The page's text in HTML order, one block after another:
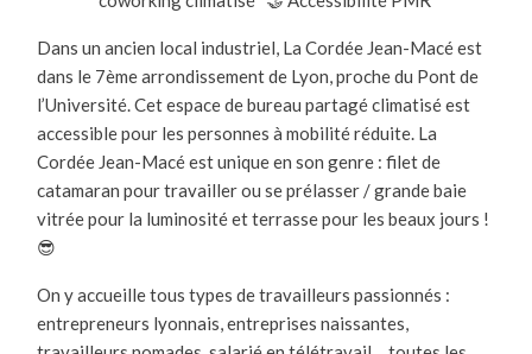
Dans un ancien local industriel, La Cordée Jean-Macé est
dans le 7ème arrondissement de Lyon, proche du Pont de
l’Université. Cet espace de bureau partagé climatisé est
accessible pour les personnes à mobilité réduite. La
Cordée Jean-Macé est unique en son genre : filet de
catamaran pour travailler ou se prélasser / grande baie
vitrée pour la luminosité et terrasse pour les beaux jours !
😎
On y accueille tous types de travailleurs passionnés :
entrepreneurs lyonnais, entreprises naissantes,